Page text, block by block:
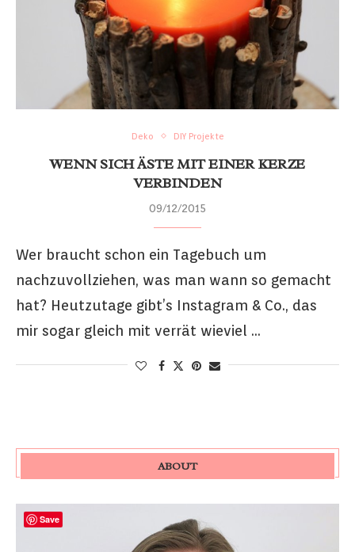
Deko DIY Projekte
WENN SICH ÄSTE MIT EINER KERZE
VERBINDEN
09/12/2015
Wer braucht schon ein Tagebuch um
nachzuvollziehen, was man wann so gemacht
hat? Heutzutage gibt’s Instagram & Co., das
mir sogar gleich mit verrät wieviel …
ABOUT
Save